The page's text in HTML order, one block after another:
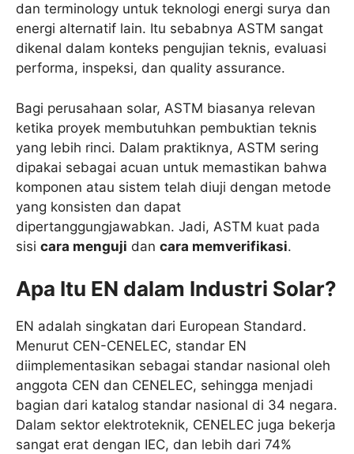
dan terminology untuk teknologi energi surya dan
energi alternatif lain. Itu sebabnya ASTM sangat
dikenal dalam konteks pengujian teknis, evaluasi
performa, inspeksi, dan quality assurance.
Bagi perusahaan solar, ASTM biasanya relevan
ketika proyek membutuhkan pembuktian teknis
yang lebih rinci. Dalam praktiknya, ASTM sering
dipakai sebagai acuan untuk memastikan bahwa
komponen atau sistem telah diuji dengan metode
yang konsisten dan dapat
dipertanggungjawabkan. Jadi, ASTM kuat pada
sisi cara menguji dan cara memverifikasi.
Apa Itu EN dalam Industri Solar?
EN adalah singkatan dari European Standard.
Menurut CEN-CENELEC, standar EN
diimplementasikan sebagai standar nasional oleh
anggota CEN dan CENELEC, sehingga menjadi
bagian dari katalog standar nasional di 34 negara.
Dalam sektor elektroteknik, CENELEC juga bekerja
sangat erat dengan IEC, dan lebih dari 74%